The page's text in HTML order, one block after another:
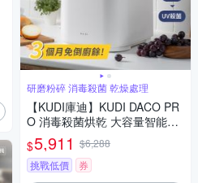
研磨粉碎 消毒殺菌 乾燥處理
【KUDI庫迪】KUDI DACO PR
O 消毒殺菌烘乾 大容量智能廚
餘機
$5,911 $6,288
挑戰低價
券